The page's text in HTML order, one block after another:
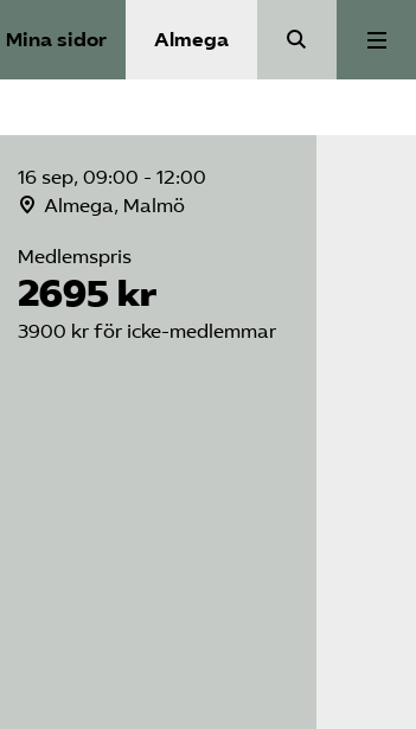
Mina sidor Almega
Reformagenda för järnvägen
Våra frågor
16 sep, 09:00 - 12:00
Almega, Malmö
Medlemspris
2695 kr
3900 kr för icke-medlemmar